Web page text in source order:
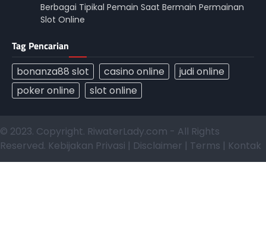
Berbagai Tipikal Pemain Saat Bermain Permainan
Slot Online
Tag Pencarian
bonanza88 slot casino online
judi online
poker online
slot online
© 2023. Copyright. RiwaterLady.com - All Rights
Reserved. Kebijakan Privasi | Disclaimer | Terms | Kontak